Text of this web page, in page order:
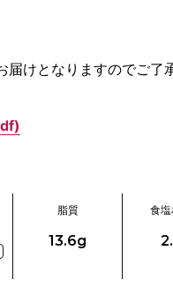
けとなりますのでご了
脂質
13.6g
食